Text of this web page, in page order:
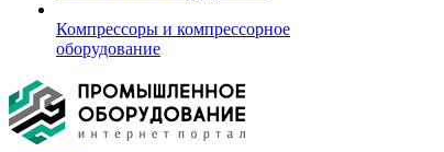
Компрессоры и компрессорное
оборудование